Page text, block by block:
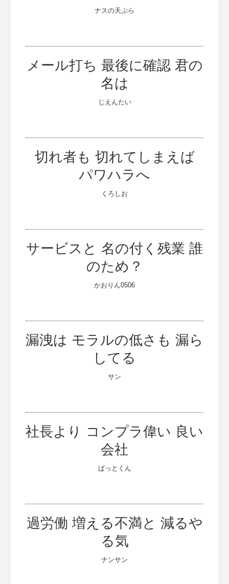
ナスの天ぷら
メール打ち 最後に確認 君の
名は
じえんたい
切れ者も 切れてしまえば
パワハラへ
くろしお
サービスと 名の付く残業 誰
のため？
かおりん0506
漏洩は モラルの低さも 漏ら
してる
サン
社長より コンプラ偉い 良い
会社
ばっとくん
過労働 増える不満と 減るや
る気
ナンサン